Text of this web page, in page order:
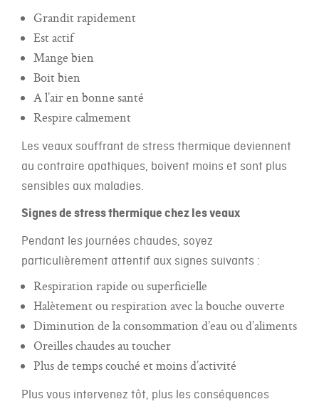
Grandit rapidement
Est actif
Mange bien
Boit bien
A l’air en bonne santé
Respire calmement
Les veaux souffrant de stress thermique deviennent
au contraire apathiques, boivent moins et sont plus
sensibles aux maladies.
Signes de stress thermique chez les veaux
Pendant les journées chaudes, soyez
particulièrement attentif aux signes suivants :
Respiration rapide ou superficielle
Halètement ou respiration avec la bouche ouverte
Diminution de la consommation d’eau ou d’aliments
Oreilles chaudes au toucher
Plus de temps couché et moins d’activité
Plus vous intervenez tôt, plus les conséquences